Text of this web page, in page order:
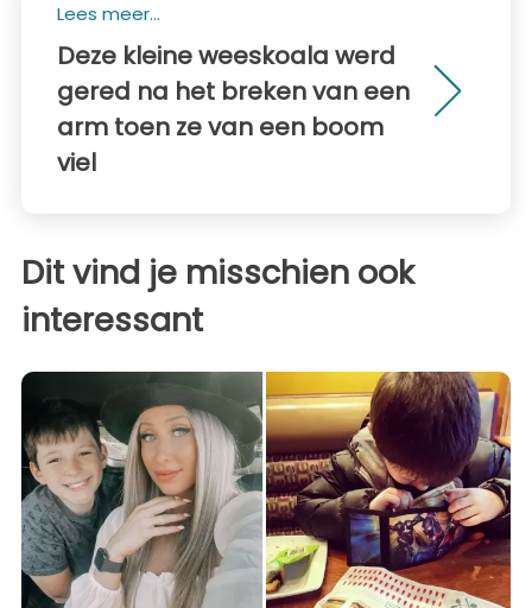
Lees meer...
Deze kleine weeskoala werd
gered na het breken van een
arm toen ze van een boom
viel
Dit vind je misschien ook
interessant